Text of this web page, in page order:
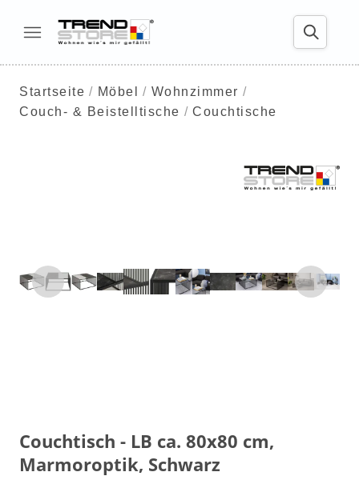
Startseite Möbel
Wohnzimmer
Couch- & Beistelltische
Couchtische
Couchtisch - LB ca. 80x80 cm,
Marmoroptik, Schwarz